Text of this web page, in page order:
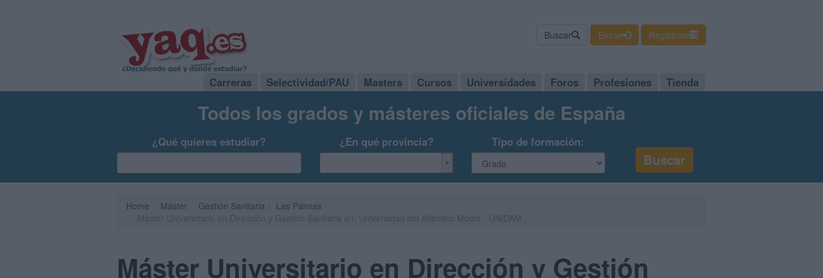
Buscar Entrar Regístrate
Carreras Selectividad/PAU Masters Cursos Universidades Foros Profesiones Tienda
Todos los grados y másteres oficiales de España
¿Qué quieres estudiar? ¿En qué provincia? Tipo de formación:
Home Máster Gestión Sanitaria
Las Palmas
Máster Universitario en Dirección y Gestión